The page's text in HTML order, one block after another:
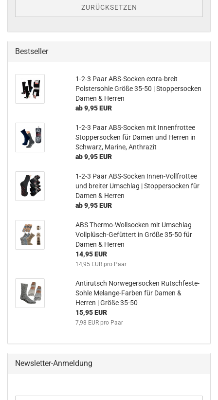
ZURÜCKSETZEN
Bestseller
1-2-3 Paar ABS-Socken extra-breit
Polstersohle Größe 35-50 | Stoppersocken
Damen & Herren
ab 9,95 EUR
1-2-3 Paar ABS-Socken mit Innenfrottee
Stoppersocken für Damen und Herren in
Schwarz, Marine, Anthrazit
ab 9,95 EUR
1-2-3 Paar ABS-Socken Innen-Vollfrottee
und breiter Umschlag | Stoppersocken für
Damen & Herren
ab 9,95 EUR
ABS Thermo-Wollsocken mit Umschlag
Vollplüsch-Gefüttert in Größe 35-50 für
Damen & Herren
14,95 EUR
14,95 EUR pro Paar
Antirutsch Norwegersocken Rutschfeste-
Sohle Melange-Farben für Damen &
Herren | Größe 35-50
15,95 EUR
7,98 EUR pro Paar
Newsletter-Anmeldung